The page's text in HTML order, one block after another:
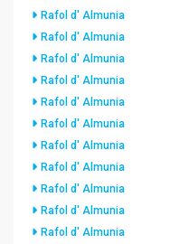
Rafol d' Almunia
Rafol d' Almunia
Rafol d' Almunia
Rafol d' Almunia
Rafol d' Almunia
Rafol d' Almunia
Rafol d' Almunia
Rafol d' Almunia
Rafol d' Almunia
Rafol d' Almunia
Rafol d' Almunia